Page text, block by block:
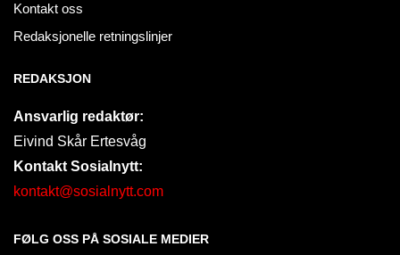
Kontakt oss
Redaksjonelle retningslinjer
REDAKSJON
Ansvarlig redaktør:
Eivind Skår Ertesvåg
Kontakt Sosialnytt:
kontakt@sosialnytt.com
FØLG OSS PÅ SOSIALE MEDIER​